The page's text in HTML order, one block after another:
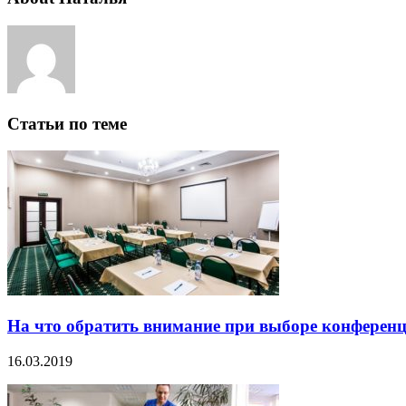
Статьи по теме
На что обратить внимание при выборе
16.03.2019